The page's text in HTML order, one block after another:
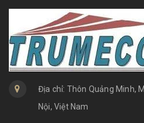
Địa chỉ: Thôn Quảng Minh,
Nội, Việt Nam